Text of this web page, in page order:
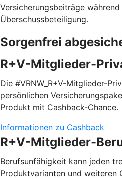
Versicherungsbeiträge
Überschussbeteiligung.
Sorgenfrei
R+V-Mitglieder-
Die #VRNW_R+V-Mitglieder-
persönlichen
Produkt mit Cashback-Chance.
Informationen zu Cashback
R+V-Mitglieder-
Berufsunfähigkeit kann jeden
Produktvarianten und weiteren